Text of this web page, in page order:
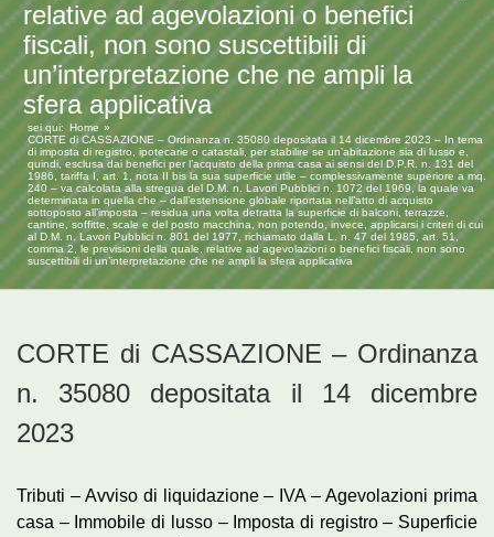
relative ad agevolazioni o benefici
fiscali, non sono suscettibili di
un’interpretazione che ne ampli la
sfera applicativa
sei qui:
Home
CORTE di CASSAZIONE – Ordinanza n. 35080 depositata il 14 dicembre 2023 – In tema
di imposta di registro, ipotecarie o catastali, per stabilire se un’abitazione sia di lusso e,
quindi, esclusa dai benefici per l’acquisto della prima casa ai sensi del D.P.R. n. 131 del
1986, tariffa I, art. 1, nota II bis la sua superficie utile – complessivamente superiore a mq.
240 – va calcolata alla stregua del D.M. n. Lavori Pubblici n. 1072 del 1969, la quale va
determinata in quella che – dall’estensione globale riportata nell’atto di acquisto
sottoposto all’imposta – residua una volta detratta la superficie di balconi, terrazze,
cantine, soffitte, scale e del posto macchina, non potendo, invece, applicarsi i criteri di cui
al D.M. n. Lavori Pubblici n. 801 del 1977, richiamato dalla L. n. 47 del 1985, art. 51,
comma 2, le previsioni della quale, relative ad agevolazioni o benefici fiscali, non sono
suscettibili di un’interpretazione che ne ampli la sfera applicativa
CORTE di CASSAZIONE – Ordinanza
n. 35080 depositata il 14 dicembre
2023
Tributi – Avviso di liquidazione – IVA – Agevolazioni prima
casa – Immobile di lusso – Imposta di registro – Superficie